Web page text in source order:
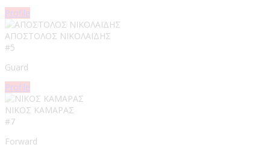
Profile
ΑΠΟΣΤΟΛΟΣ ΝΙΚΟΛΑΪΔΗΣ
#5
Guard
Profile
ΝΙΚΟΣ ΚΑΜΑΡΑΣ
#7
Forward